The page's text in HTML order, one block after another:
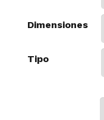
Dimensiones
Tipo